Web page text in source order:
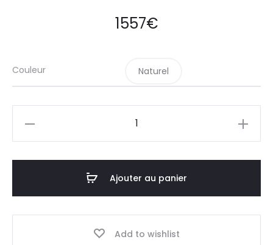
1557€
Couleur Naturel
Ajouter au panier
Add to wishlist